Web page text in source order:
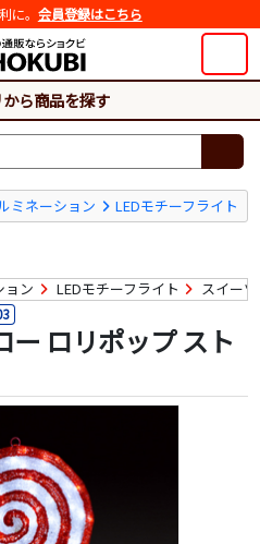
に。 会員登録はこちら
ら商品を探す
ミネーション LEDモチーフライト
ョン LEDモチーフライト スイーツ
ー ロリポップ スト